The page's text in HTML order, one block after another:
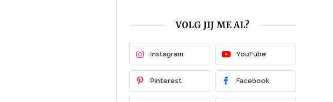
VOLG JIJ ME AL?
Instagram YouTube
Pinterest Facebook